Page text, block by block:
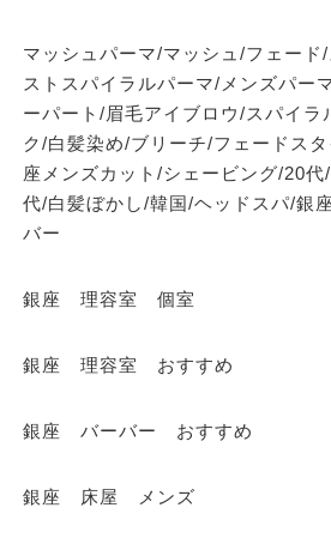
マッシュパーマ/マッシュ/フェード
ストスパイラルパーマ/メンズパー
ーパート/眉毛アイブロウ/スパイラ
ク/白髪染め/ブリーチ/フェードス
座メンズカット/シェービング/20
代/白髪ぼかし/韓国/ヘッドスパ/銀
バー
銀座 理容室 個室
銀座 理容室 おすすめ
銀座 バーバー おすすめ
銀座 床屋 メンズ